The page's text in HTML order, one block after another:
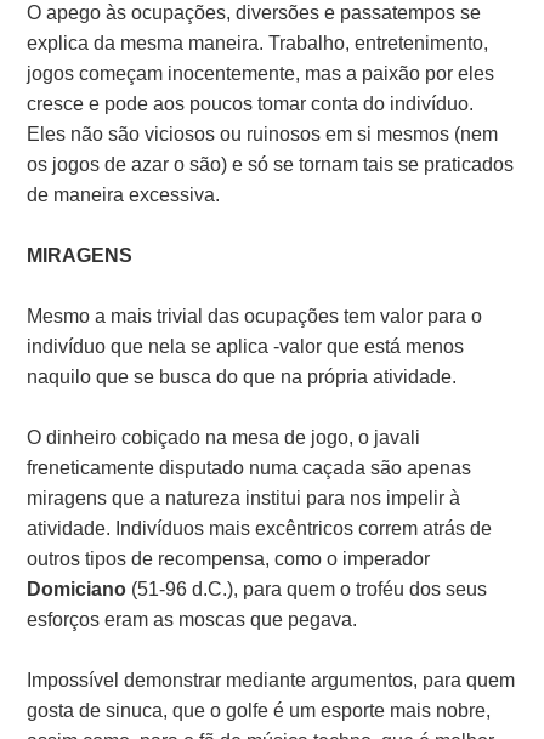
O apego às ocupações, diversões e passatempos se
explica da mesma maneira. Trabalho, entretenimento,
jogos começam inocentemente, mas a paixão por eles
cresce e pode aos poucos tomar conta do indivíduo.
Eles não são viciosos ou ruinosos em si mesmos (nem
os jogos de azar o são) e só se tornam tais se praticados
de maneira excessiva.
MIRAGENS
Mesmo a mais trivial das ocupações tem valor para o
indivíduo que nela se aplica -valor que está menos
naquilo que se busca do que na própria atividade.
O dinheiro cobiçado na mesa de jogo, o javali
freneticamente disputado numa caçada são apenas
miragens que a natureza institui para nos impelir à
atividade. Indivíduos mais excêntricos correm atrás de
outros tipos de recompensa, como o imperador
Domiciano (51-96 d.C.), para quem o troféu dos seus
esforços eram as moscas que pegava.
Impossível demonstrar mediante argumentos, para quem
gosta de sinuca, que o golfe é um esporte mais nobre,